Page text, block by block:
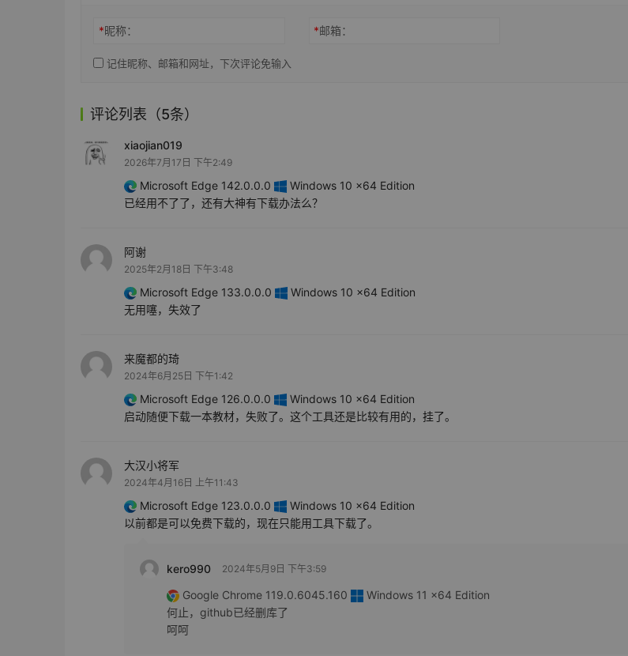
*昵称： *邮箱：
记住昵称、邮箱和网址，下次评论免输入
评论列表（5条）
xiaojian019
2026年7月17日 下午2:49
Microsoft Edge 142.0.0.0
Windows 10 x64 Edition
已经用不了了，还有大神有下载办法么？
阿谢
2025年2月18日 下午3:48
Microsoft Edge 133.0.0.0
Windows 10 x64 Edition
无用噻，失效了
来魔都的琦
2024年6月25日 下午1:42
Microsoft Edge 126.0.0.0
Windows 10 x64 Edition
启动随便下载一本教材，失败了。这个工具还是比较有用的，挂了。
大汉小将军
2024年4月16日 上午11:43
Microsoft Edge 123.0.0.0
Windows 10 x64 Edition
以前都是可以免费下载的，现在只能用工具下载了。
kero990 2024年5月9日 下午3:59
Google Chrome 119.0.6045.160
Windows 11 x64 Edition
何止，github已经删库了
呵呵